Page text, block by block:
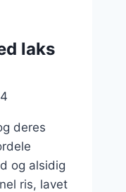
laks
deres
og alsidig
ris, lavet